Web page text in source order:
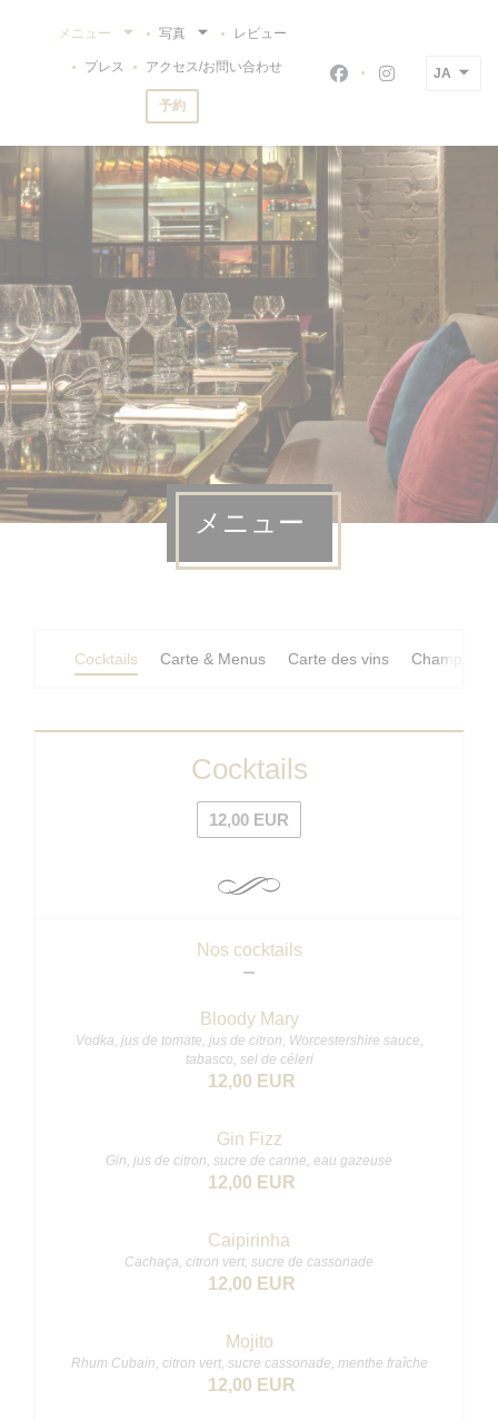
メニュー 写真 レビュー
プレス アクセス/お問い合わせ
予約
Facebook ((新しい
Instagram ((
JA
メニュー
Cocktails Carte & Menus Carte des vins
Cocktails
12,00 EUR
Nos cocktails
Bloody Mary
Vodka, jus de tomate, jus de citron, Worcestershire sauce,
tabasco, sel de céleri
12,00 EUR
Gin Fizz
Gin, jus de citron, sucre de canne, eau gazeuse
12,00 EUR
Caipirinha
Cachaça, citron vert, sucre de cassonade
12,00 EUR
Mojito
Rhum Cubain, citron vert, sucre cassonade, menthe fraîche
12,00 EUR